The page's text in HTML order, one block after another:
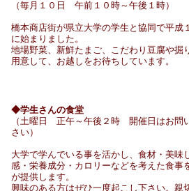
（毎月１０日 午前１０時～午後１時）
橋本商店街が県立大学の学生と協同で平成
に始まりました。
地場野菜、新鮮たまご、こだわり豆腐や掘
用意して、お越しをお待ちしています。
◆学生さんの食堂
（土曜日 正午～午後２時 開催日はお問
さい）
大学で学んでいる事を活かし、食材・美味
感・栄養成分・カロリーなどを考えた食事
が提供します。
興味のある方はぜひ一度起こし下さい。親